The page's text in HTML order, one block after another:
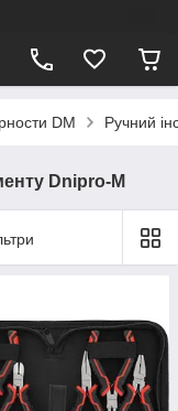
DM Ручний
Dnipro-M